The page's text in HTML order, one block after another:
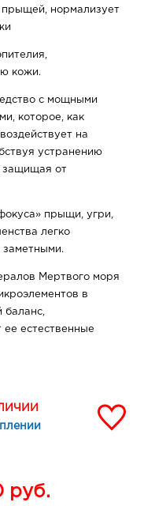
нормализует
кожи.
с мощными
которое, как
на
устранению
защищая от
прыщи, угри,
легко
заметными.
Мертвого моря
в
баланс,
естественные
нормализовать
появлению
поверхность,
руб.